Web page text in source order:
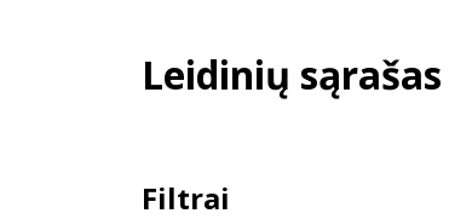
Leidinių sąrašas
Filtrai